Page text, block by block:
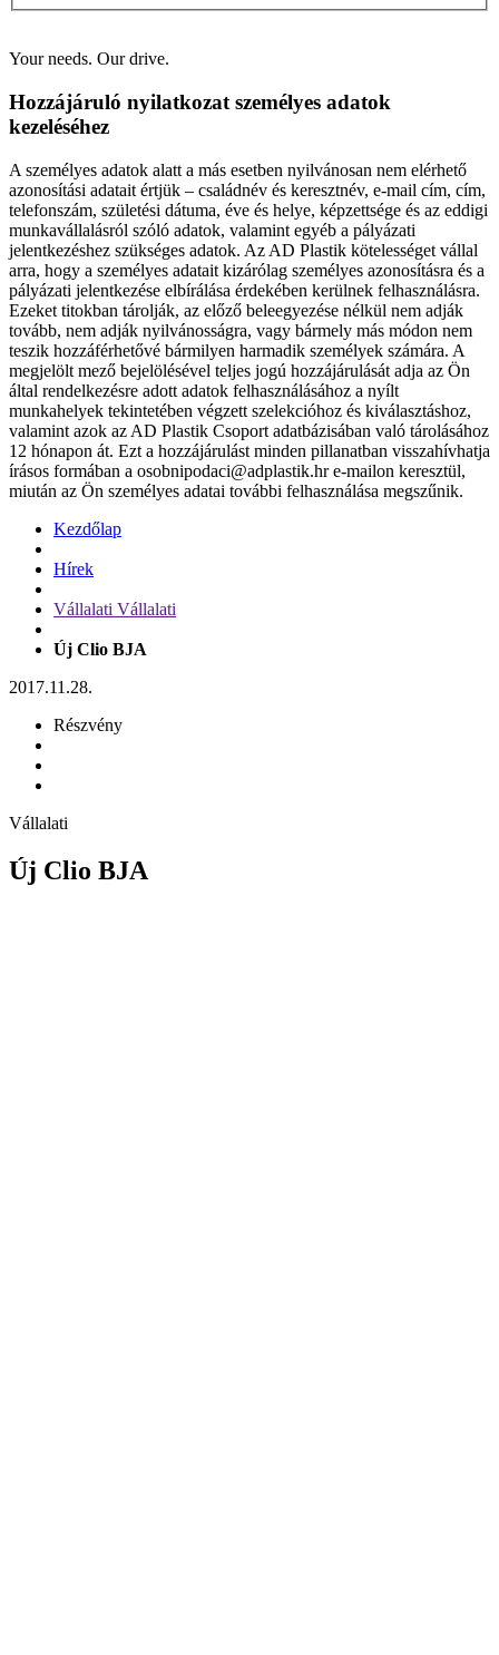
Your needs. Our drive.
Hozzájáruló nyilatkozat személyes adatok
kezeléséhez
A személyes adatok alatt a más esetben nyilvánosan nem elérhető
azonosítási adatait értjük – családnév és keresztnév, e-mail cím, cím,
telefonszám, születési dátuma, éve és helye, képzettsége és az eddigi
munkavállalásról szóló adatok, valamint egyéb a pályázati
jelentkezéshez szükséges adatok. Az AD Plastik kötelességet vállal
arra, hogy a személyes adatait kizárólag személyes azonosításra és a
pályázati jelentkezése elbírálása érdekében kerülnek felhasználásra.
Ezeket titokban tárolják, az előző beleegyezése nélkül nem adják
tovább, nem adják nyilvánosságra, vagy bármely más módon nem
teszik hozzáférhetővé bármilyen harmadik személyek számára. A
megjelölt mező bejelölésével teljes jogú hozzájárulását adja az Ön
által rendelkezésre adott adatok felhasználásához a nyílt
munkahelyek tekintetében végzett szelekcióhoz és kiválasztáshoz,
valamint azok az AD Plastik Csoport adatbázisában való tárolásához
12 hónapon át. Ezt a hozzájárulást minden pillanatban visszahívhatja
írásos formában a osobnipodaci@adplastik.hr e-mailon keresztül,
miután az Ön személyes adatai további felhasználása megszűnik.
Kezdőlap
Hírek
Vállalati Vállalati
Új Clio BJA
2017.11.28.
Részvény
Vállalati
Új Clio BJA